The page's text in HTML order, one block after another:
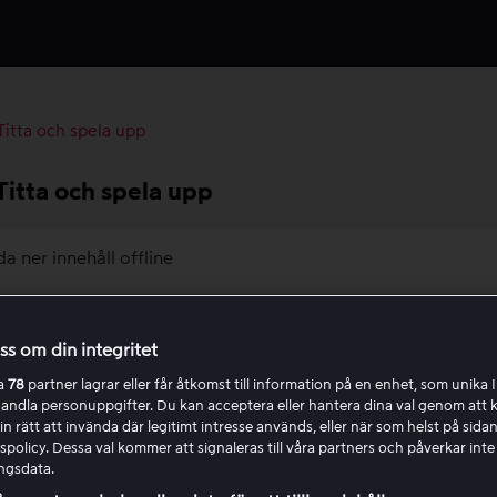
Titta och spela upp
och spela upp
ner innehåll offline
och talspråk
på Android TV
om din integritet
78 partner lagrar eller får åtkomst till information på en enhet, som unika
personuppgifter. Du kan acceptera eller hantera dina val genom att
rätt att invända där legitimt intresse används, eller när som helst på
Dessa val kommer att signaleras till våra partners och påverkar inte